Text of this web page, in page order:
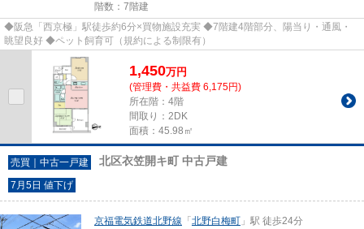
階数：7階建
◆阪急「西京極」駅徒歩約6分×買物施設充実 ◆7階建4階部分、陽当り・通風・
眺望良好 ◆ペット飼育可（規約による制限有）
1,450万円
(管理費・共益費 6,175円)
所在階：4階
間取り：2DK
面積：45.98㎡
売買｜中古一戸建 北区衣笠開キ町 中古戸建
7月5日 値下げ
京福電気鉄道北野線 「 北野白梅町 」駅 徒歩24分